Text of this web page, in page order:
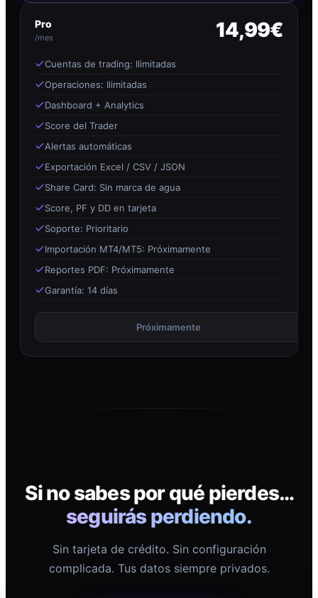
Pro
/mes 14,99€
Cuentas de trading: Ilimitadas
Operaciones: Ilimitadas
Dashboard + Analytics
Score del Trader
Alertas automáticas
Exportación Excel / CSV / JSON
Share Card: Sin marca de agua
Score, PF y DD en tarjeta
Soporte: Prioritario
Importación MT4/MT5: Próximamente
Reportes PDF: Próximamente
Garantía: 14 días
Próximamente
Si no sabes por qué pierdes…
seguirás perdiendo.
Sin tarjeta de crédito. Sin configuración
complicada. Tus datos siempre privados.